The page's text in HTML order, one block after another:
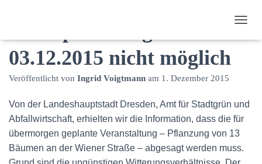
A
I
O
M
03.12.2015 nicht möglich
Veröffentlicht von Ingrid Voigtmann am 1. Dezember 2015
Von der Landeshauptstadt Dresden, Amt für Stadtgrün und
Abfallwirtschaft, erhielten wir die Information, dass die für
übermorgen geplante Veranstaltung – Pflanzung von 13
Bäumen an der Wiener Straße – abgesagt werden muss.